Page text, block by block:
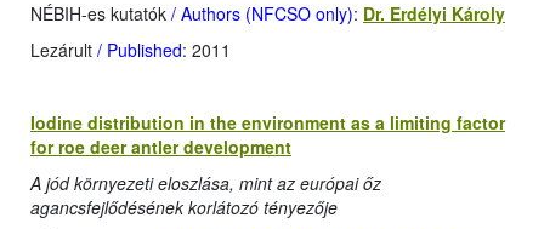
NÉBIH-es kutatók / Authors (NFCSO only): Dr. Erdélyi Károly
Lezárult / Published: 2011
Iodine distribution in the environment as a limiting factor
for roe deer antler development
A jód környezeti eloszlása, mint az európai őz
agancsfejlődésének korlátozó tényezője